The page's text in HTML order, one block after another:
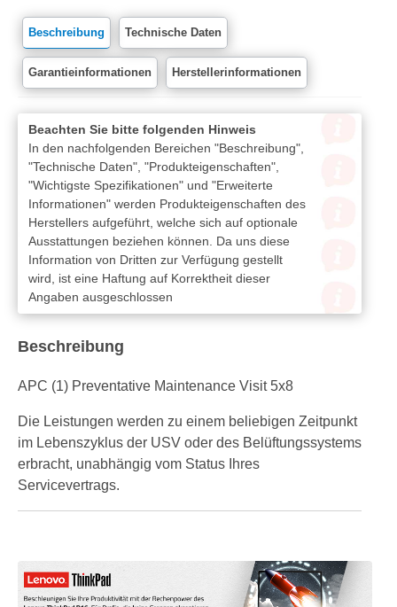
Beschreibung Technische Daten
Garantieinformationen Herstellerinformationen
Beachten Sie bitte folgenden Hinweis
In den nachfolgenden Bereichen "Beschreibung",
"Technische Daten", "Produkteigenschaften",
"Wichtigste Spezifikationen" und "Erweiterte
Informationen" werden Produkteigenschaften des
Herstellers aufgeführt, welche sich auf optionale
Ausstattungen beziehen können. Da uns diese
Information von Dritten zur Verfügung gestellt
wird, ist eine Haftung auf Korrektheit dieser
Angaben ausgeschlossen
Beschreibung
APC (1) Preventative Maintenance Visit 5x8
Die Leistungen werden zu einem beliebigen Zeitpunkt
im Lebenszyklus der USV oder des Belüftungssystems
erbracht, unabhängig vom Status Ihres
Servicevertrags.